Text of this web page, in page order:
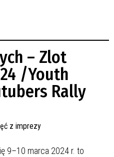
– Zlot
/Youth
Rally
9–10 marca 2024 r. to